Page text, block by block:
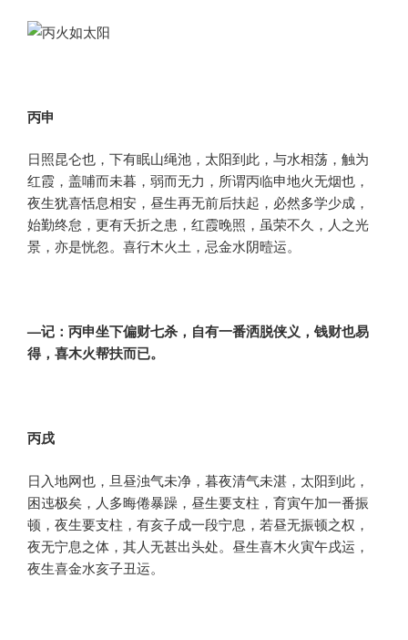
丙申
日照昆仑也，下有眠山绳池，太阳到此，与水相荡，触为
红霞，盖哺而未暮，弱而无力，所谓丙临申地火无烟也，
夜生犹喜恬息相安，昼生再无前后扶起，必然多学少成，
始勤终怠，更有夭折之患，红霞晚照，虽荣不久，人之光
景，亦是恍忽。喜行木火土，忌金水阴曀运。
—记：丙申坐下偏财七杀，自有一番洒脱侠义，钱财也易
得，喜木火帮扶而已。
丙戌
日入地网也，旦昼浊气未净，暮夜清气未湛，太阳到此，
困迍极矣，人多晦倦暴躁，昼生要支柱，育寅午加一番振
顿，夜生要支柱，有亥子成一段宁息，若昼无振顿之权，
夜无宁息之体，其人无甚出头处。昼生喜木火寅午戌运，
夜生喜金水亥子丑运。